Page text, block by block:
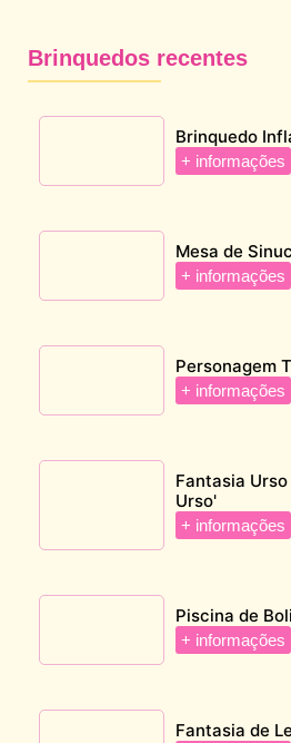
Brinquedos recentes
Brinquedo
+ informações
Mesa de
+ informações
Personagem
+ informações
Fantasia
Urso'
+ informações
Piscina de
+ informações
Fantasia de